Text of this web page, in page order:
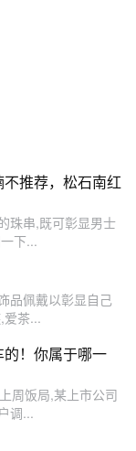
推荐，松石南红
珠串,既可彰显男士
下...
品佩戴以彰显自己
爱茶...
！你属于哪一
周饭局,某上市公司
调...